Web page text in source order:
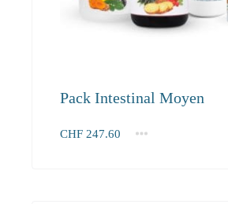
Pack Intestinal Moyen
CHF 247.60
1+